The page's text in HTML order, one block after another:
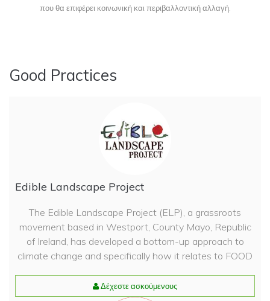
που θα επιφέρει κοινωνική και περιβαλλοντική αλλαγή.
Good Practices
Edible Landscape Project
The Edible Landscape Project (ELP), a grassroots
movement based in Westport, County Mayo, Republic
of Ireland, has developed a bottom-up approach to
climate change and specifically how it relates to FOOD
Δέχεστε ασκούμενους